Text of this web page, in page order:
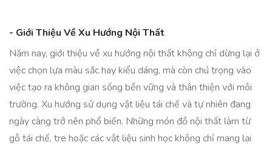
- Giới Thiệu Về Xu Hướng Nội Thất
Năm nay, giới thiệu về xu hướng nội thất không chỉ dừng lại ở
việc chọn lựa màu sắc hay kiểu dáng, mà còn chú trọng vào
việc tạo ra không gian sống bền vững và thân thiện với môi
trường. Xu hướng sử dụng vật liệu tái chế và tự nhiên đang
ngày càng trở nên phổ biến. Những món đồ nội thất làm từ
gỗ tái chế, tre hoặc các vật liệu sinh học không chỉ mang lại